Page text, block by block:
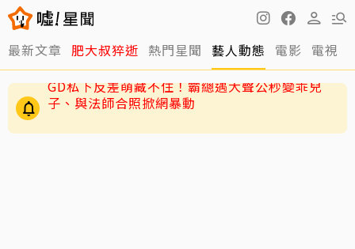
最新文章 肥大叔猝逝 熱門星聞 藝人動態 電影 電視
周渝民護女超狂！放話未來女婿千萬聘金才行